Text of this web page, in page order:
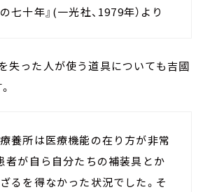
七十年』(一光社、1979年）より
失った人が使う道具についても吉國
養所は医療機能の在り方が非常
者が自ら自分たちの補装具とか
るを得なかった状況でした。そ